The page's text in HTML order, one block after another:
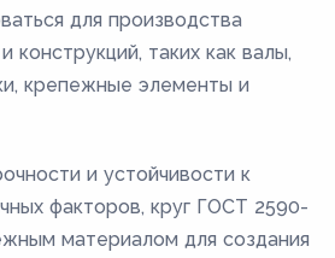
для производства
конструкций, таких как валы,
крепежные элементы и
и устойчивости к
факторов, круг ГОСТ 2590-
материалом для создания